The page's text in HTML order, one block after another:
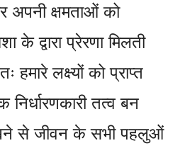
अपनी क्षमताओं को
द्वारा प्रेरणा मिलती
लक्ष्यों को प्राप्त
तत्व बन
से जीवन के सभी पहलुओं